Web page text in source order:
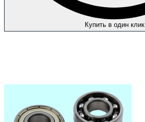
Купить в один клик